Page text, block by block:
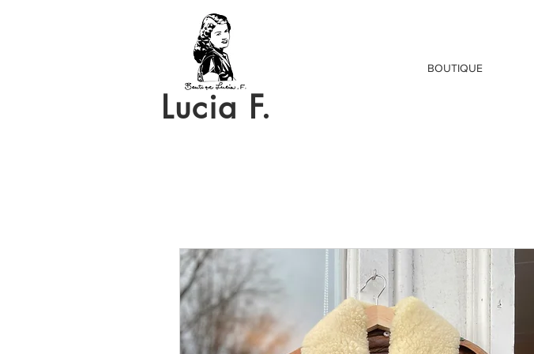
Lucia F.
BOUTIQUE